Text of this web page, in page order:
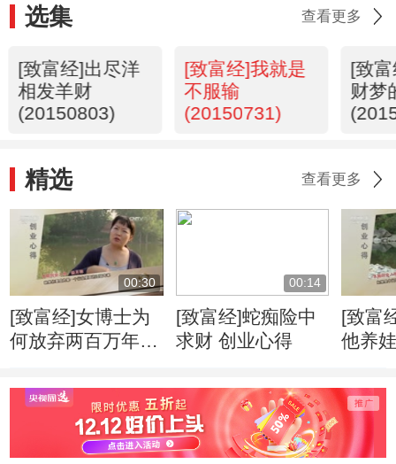
选集 查看更多
[致富经]出尽洋
相发羊财
(20150803)
[致富经]我就是
不服输
(20150731)
[致
财梦
精选 查看更多
00:30
[致富经]女博士为
何放弃两百万年薪
00:14
[致富经]蛇痴险中
求财 创业心得
[致富
他养